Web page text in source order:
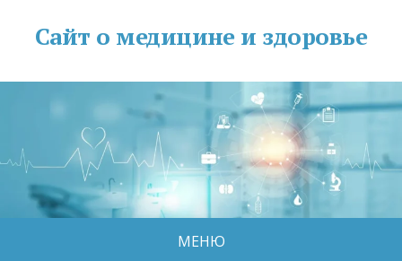
Сайт о медицине и здоровье
МЕНЮ